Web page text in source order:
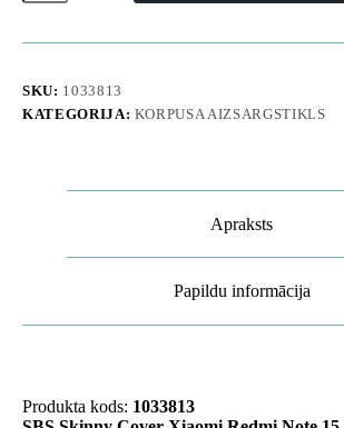
Note
plāns
caurspīdīgs
daudzums
SKU: 1033813
KATEGORIJA: KORPUSA AIZSARGSTIKLS
Apraksts
Papildu informācija
Produkta kods: 1033813